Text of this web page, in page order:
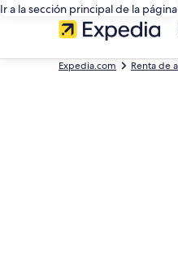
Ir a la sección principal de la página
Expedia.com Renta de